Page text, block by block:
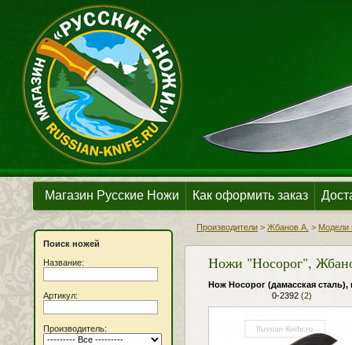
Магазин Русские Ножи Как оформить заказ
Поиск ножей
Название:
Артикул:
Производитель:
Производители > Жбанов А. > Модели
Ножи "Носорог",
Нож Носорог (дамасская сталь),
0-2392(2)